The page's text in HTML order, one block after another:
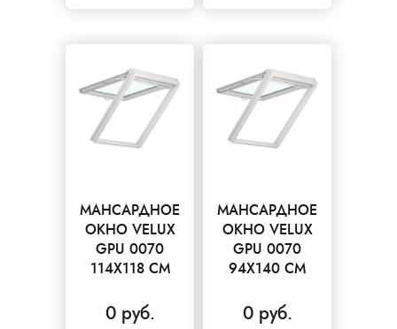
МАНСАРДНОЕ
ОКНО VELUX
GPU 0070
114X118 СМ
0 руб.
МАНСАРДНОЕ
ОКНО VELUX
GPU 0070
94X140 СМ
0 руб.